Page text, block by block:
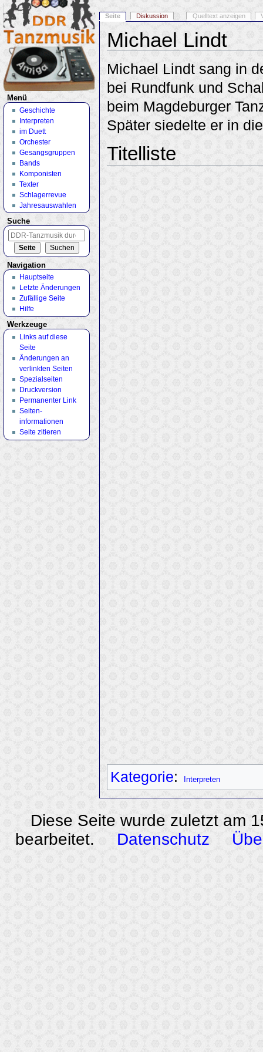
Michael Lindt
Michael Lindt sang in
bei Rundfunk und
beim Magdeburger
Später siedelte er in
Titelliste
Kategorie: Interpreten
Seite Diskussion Quelltext anzeigen
Menü
Geschichte
Interpreten
im Duett
Orchester
Gesangsgruppen
Bands
Komponisten
Texter
Schlagerrevue
Jahresauswahlen
Suche
Navigation
Hauptseite
Letzte Änderungen
Zufällige Seite
Hilfe
Werkzeuge
Links auf diese
Seite
Änderungen an
verlinkten Seiten
Spezialseiten
Druckversion
Permanenter Link
Seiten­
informationen
Seite zitieren
Diese Seite wurde zuletzt am
bearbeitet.
Datenschutz